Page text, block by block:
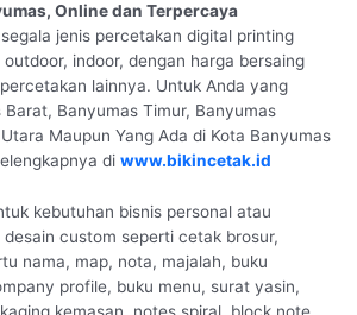
Online dan Terpercaya
jenis percetakan digital printing
indoor, dengan harga bersaing
lainnya. Untuk Anda yang
Barat, Banyumas Timur, Banyumas
Maupun Yang Ada di Kota Banyumas
di www.bikincetak.id
kebutuhan bisnis personal atau
custom seperti cetak brosur,
nama, map, nota, majalah, buku
profile, buku menu, surat yasin,